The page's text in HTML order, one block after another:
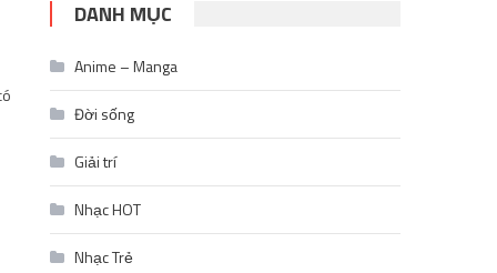
DANH MỤC
Anime – Manga
Đời sống
Giải trí
Nhạc HOT
Nhạc Trẻ